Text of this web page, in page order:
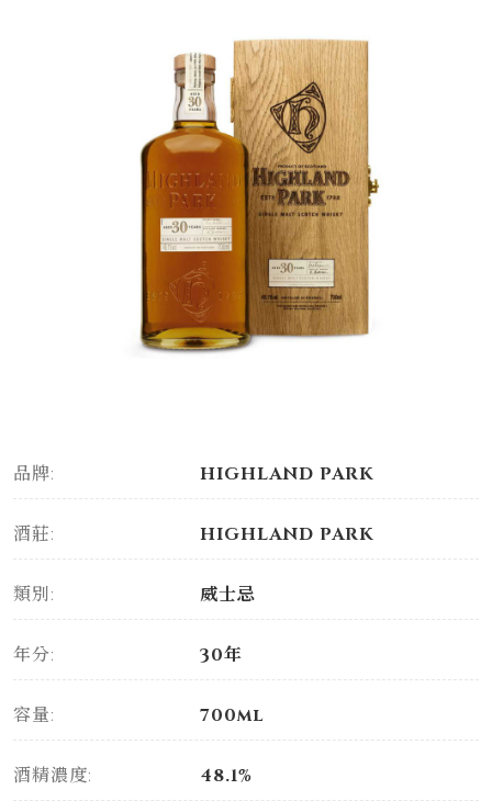
品牌: HIGHLAND PARK
酒莊: HIGHLAND PARK
類別: 威士忌
年分: 30年
容量: 700ml
酒精濃度: 48.1%